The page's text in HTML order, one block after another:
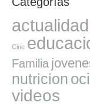
actualidad
Cine
Familia
nutricion
videos